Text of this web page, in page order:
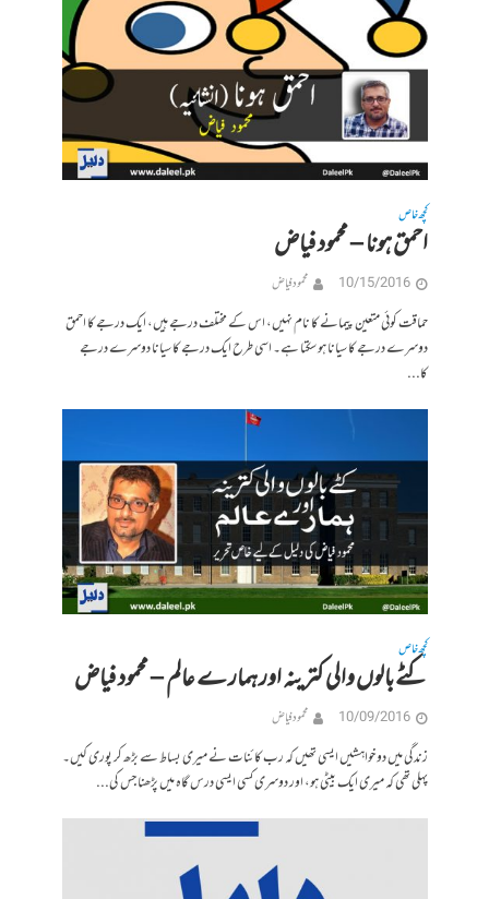
کچھ خاص
احمق ہونا – محمود فیاض
10/15/2016 محمود فیاض
حماقت کوئی متعین پیمانے کا نام نہیں، اس کے مختلف درجے ہیں، ایک درجے کا احمق
دوسرے درجے کا سیانا ہو سکتا ہے۔ اسی طرح ایک درجے کا سیانا دوسرے درجے
کا...
کچھ خاص
کٹے بالوں والی کترینہ اور ہمار ے عالم – محمود فیاض
10/09/2016 محمود فیاض
زندگی میں دو خواہشیں ایسی تھیں کہ رب کائنات نے میری بساط سے بڑھ کر پوری کیں۔
پہلی تھی کہ میری ایک بیٹی ہو، اور دوسری کسی ایسی درس گاہ میں پڑھنا جس کی...